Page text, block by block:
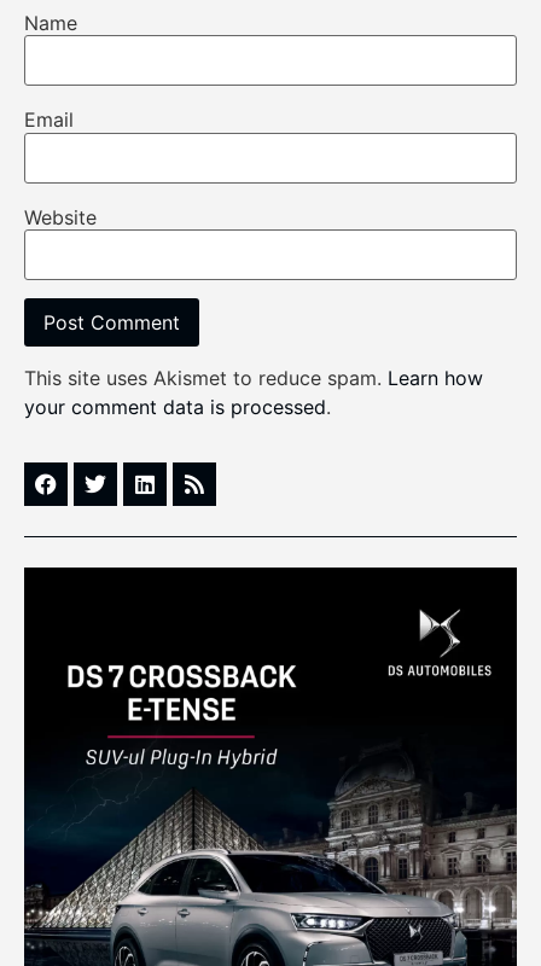
Name
Email
Website
This site uses Akismet to reduce spam. Learn how
your comment data is processed.